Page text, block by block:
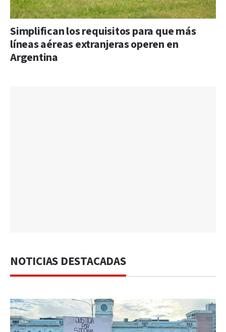
Simplifican los requisitos para que más
líneas aéreas extranjeras operen en
Argentina
NOTICIAS DESTACADAS